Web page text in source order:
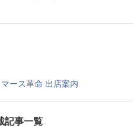
ース革命 出店案内
記事一覧